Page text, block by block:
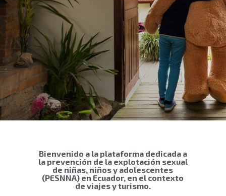
Bienvenido a la plataforma dedicada a
la prevención de la explotación sexual
de niñas, niños y adolescentes
(PESNNA) en Ecuador, en el contexto
de viajes y turismo.